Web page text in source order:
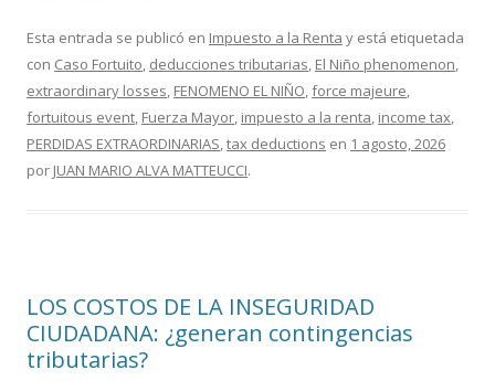
e
b
o
o
k
itt
er
m
p
ar
ti
r
Esta entrada se publicó en Impuesto a la Renta y está etiquetada
con Caso Fortuito, deducciones tributarias, El Niño phenomenon,
extraordinary losses, FENOMENO EL NIÑO,force majeure,
fortuitous event, Fuerza Mayor, impuesto a la renta, income tax,
PERDIDAS EXTRAORDINARIAS,tax deductions en 1 agosto, 2026
por JUAN MARIO ALVA MATTEUCCI.
LOS COSTOS DE LA INSEGURIDAD
CIUDADANA: ¿generan contingencias
tributarias?